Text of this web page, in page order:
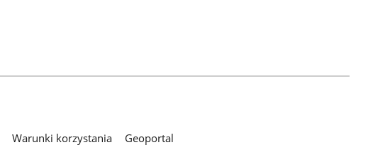
Warunki korzystania Geoportal